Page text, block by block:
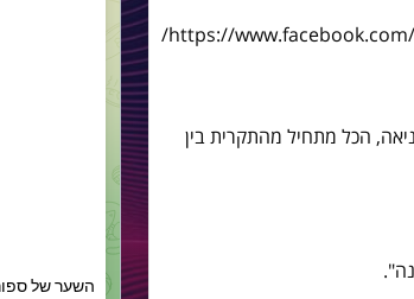
https://
הכל מתחיל מהתקרית בין